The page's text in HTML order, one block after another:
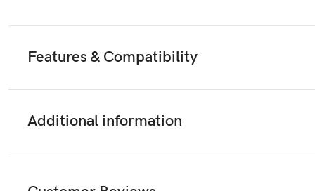
Features & Compatibility
Additional information